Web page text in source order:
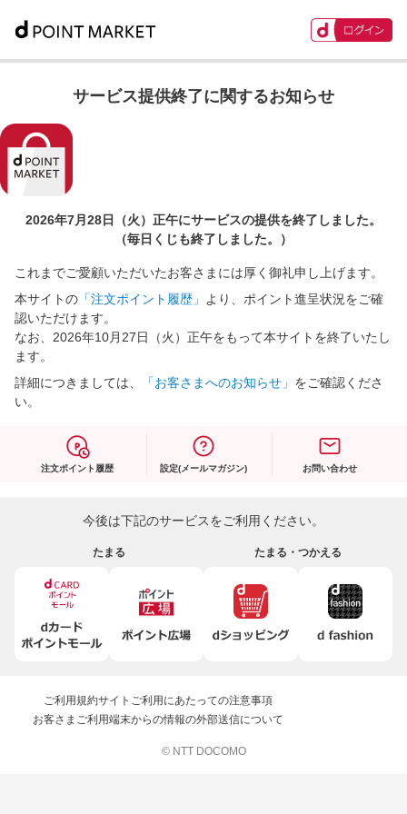
サービス提供終了に関するお知らせ
2026年7月28日（火）正午にサービスの提供を終了しました。
（毎日くじも終了しました。）
これまでご愛顧いただいたお客さまには厚く御礼申し上げます。
本サイトの 「注文ポイント履歴」
より、ポイント進呈状況をご確
認いただけます。
なお、2026年10月27日（火）正午をもって本サイトを終了いたし
ます。
詳細につきましては、
「お客さまへのお知らせ」 をご確認くださ
い。
注文ポイント履歴 設定(メールマガジン) お問い合わせ
今後は下記のサービスをご利用ください。
たまる たまる・つかえる
ご利用規約サイトご利用にあたっての注意事項
お客さまご利用端末からの情報の外部送信について
© NTT DOCOMO